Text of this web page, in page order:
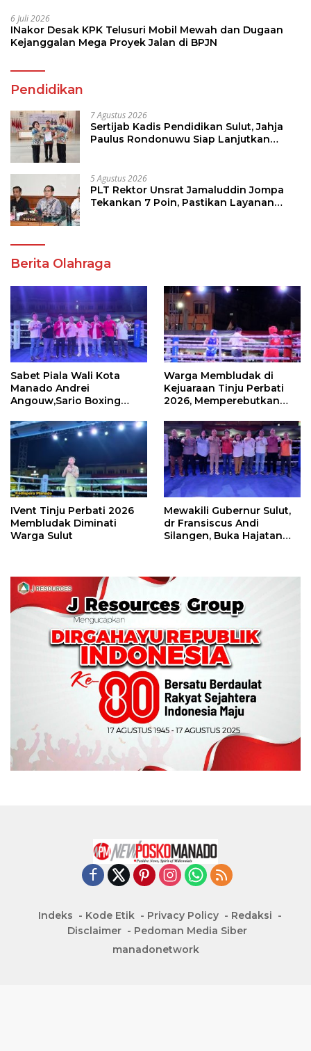
6 Juli 2026
INakor Desak KPK Telusuri Mobil Mewah dan Dugaan
Kejanggalan Mega Proyek Jalan di BPJN
Pendidikan
7 Agustus 2026
Sertijab Kadis Pendidikan Sulut, Jahja
Paulus Rondonuwu Siap Lanjutkan
5 Agustus 2026
PLT Rektor Unsrat Jamaluddin Jompa
Tekankan 7 Poin, Pastikan Layanan
Berita Olahraga
Sabet Piala Wali Kota
Manado Andrei
Angouw,Sario Boxing
Perbati 2026
Warga Membludak di
Kejuaraan Tinju Perbati
2026, Memperebutkan
IVent Tinju Perbati 2026
Membludak Diminati
Warga Sulut
Mewakili Gubernur Sulut,
dr Fransiscus Andi
Silangen, Buka Hajatan
Indeks Kode Etik Privacy Policy
Redaksi
Disclaimer
Pedoman Media Siber
manadonetwork